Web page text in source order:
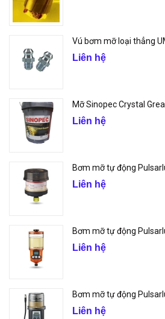
Vú bơm mỡ loại thẳng
Liên hệ
Mỡ Sinopec Crystal
Liên hệ
Bơm mỡ tự động
Liên hệ
Bơm mỡ tự động
Liên hệ
Bơm mỡ tự động
Liên hệ